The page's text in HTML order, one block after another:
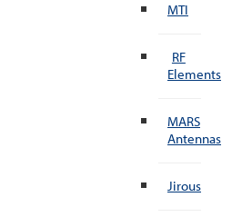
MTI
RF
Elements
MARS
Antennas
Jirous